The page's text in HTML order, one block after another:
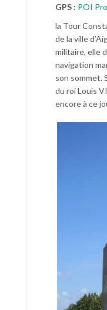
GPS : POI
la Tour
de la ville
militaire, elle
navigation
son sommet.
du roi Louis
encore à ce